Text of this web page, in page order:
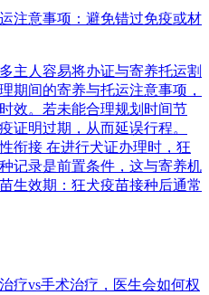
注意事项：避免错过免疫或材
主人容易将办证与寄养托运割
期间的寄养与托运注意事项，
效。若未能合理规划时间节
证明过期，从而延误行程。
衔接 在进行犬证办理时，狂
记录是前置条件，这与寄养机
生效期：狂犬疫苗接种后通常
疗vs手术治疗，医生会如何权